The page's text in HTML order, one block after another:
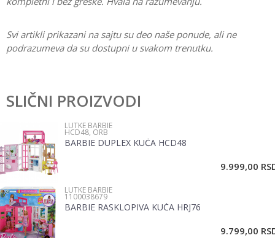
Svi artikli prikazani na sajtu su deo naše ponude, ali ne
podrazumeva da su dostupni u svakom trenutku.
Brend
Ime/Nadimak
Email
Poruka
SLIČNI PROIZVODI
LUTKE BARBIE
HCD48, ORB
BARBIE DUPLEX KUĆA HCD48
9.999,00
LUTKE BARBIE
1100038679
BARBIE RASKLOPIVA KUĆA HRJ76
9.799,00